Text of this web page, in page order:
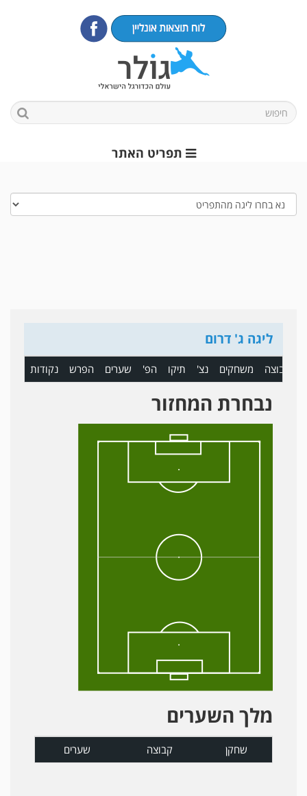
תפריט האתר
ליגה ג' דרום
קבוצה משחקים נצ' תיקו הפ' שערים הפרש נקודות
נבחרת המחזור
מלך השערים
שחקן קבוצה שערים